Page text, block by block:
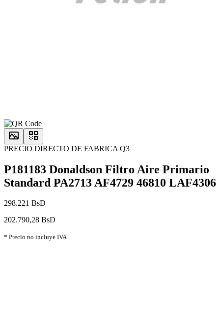
PRECIO DIRECTO DE FABRICA Q3
P181183 Donaldson Filtro Aire Primario
Standard PA2713 AF4729 46810 LAF4306
298.221 BsD
202.790,28 BsD
* Precio no incluye IVA